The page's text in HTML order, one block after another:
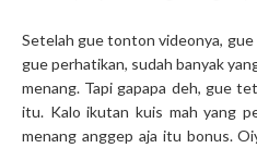
Setelah gue tonton videonya, gue
gue perhatikan, sudah banyak
menang. Tapi gapapa deh, gue
itu. Kalo ikutan kuis mah yang
menang anggep aja itu bonus.